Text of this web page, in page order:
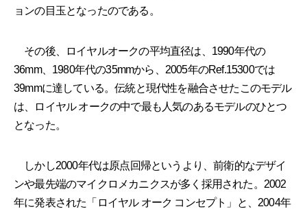
ョンの目玉となったのである。
その後、ロイヤルオークの平均直径は、1990年代の
36mm、1980年代の35mmから、2005年のRef.15300では
39mmに達している。伝統と現代性を融合させたこのモデル
は、ロイヤル オークの中で最も人気のあるモデルのひとつ
となった。
しかし2000年代は原点回帰というより、前衛的なデザイ
ンや最先端のマイクロメカニクスが多く採用された。2002
年に発表された「ロイヤル オーク コンセプト」と、2004年